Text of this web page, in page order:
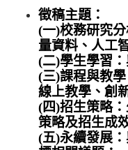
徵稿主題：
(一)校務研究
量資料、人工
(二)學生學習
(三)課程與教
線上教學、創
(四)招生策略
策略及招生成
(五)永續發展